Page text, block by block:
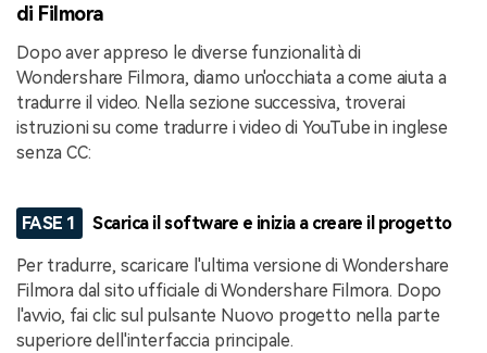
di Filmora
Dopo aver appreso le diverse funzionalità di
Wondershare Filmora, diamo un'occhiata a come aiuta a
tradurre il video. Nella sezione successiva, troverai
istruzioni su come tradurre i video di YouTube in inglese
senza CC:
FASE 1 Scarica il software e inizia a creare il progetto
Per tradurre, scaricare l'ultima versione di Wondershare
Filmora dal sito ufficiale di Wondershare Filmora. Dopo
l'avvio, fai clic sul pulsante Nuovo progetto nella parte
superiore dell'interfaccia principale.